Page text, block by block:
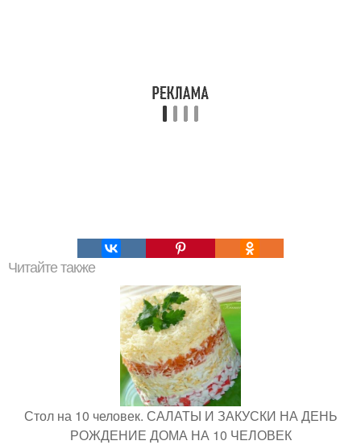
Читайте также
Стол на 10 человек. САЛАТЫ И ЗАКУСКИ НА ДЕНЬ
РОЖДЕНИЕ ДОМА НА 10 ЧЕЛОВЕК